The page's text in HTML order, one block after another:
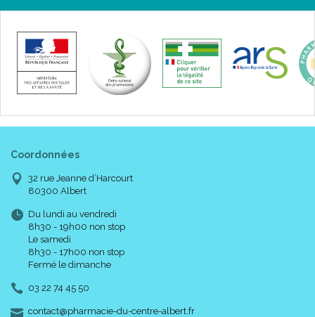
Coordonnées
32 rue Jeanne d’Harcourt
80300 Albert
Du lundi au vendredi
8h30 - 19h00 non stop
Le samedi
8h30 - 17h00 non stop
Fermé le dimanche
03 22 74 45 50
contact-
@-
pharmacie-du-centre-albert.fr